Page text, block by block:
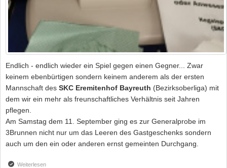
Endlich - endlich wieder ein Spiel gegen einen Gegner... Zwar
keinem ebenbürtigen sondern keinem anderem als der ersten
Mannschaft des SKC Eremitenhof Bayreuth (Bezirksoberliga) mit
dem wir ein mehr als freunschaftliches Verhältnis seit Jahren
pflegen.
Am Samstag dem 11. September ging es zur Generalprobe im
3Brunnen nicht nur um das Leeren des Gastgeschenks sondern
auch um den ein oder anderen ernst gemeinten Durchgang.
Weiterlesenüber Praxistest Hygienekonzept 2021